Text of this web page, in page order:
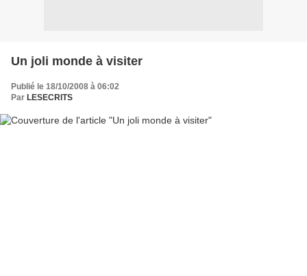
Un joli monde à visiter
Publié le 18/10/2008 à 06:02
Par LESECRITS